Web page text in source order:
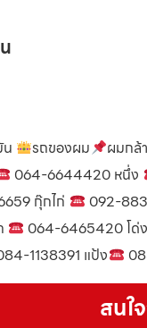
น
รถของผม ผมกล้
064-6644420 หนึ่ง
กุ๊กไก่ 092-
064-6465420 โด่ง
1138391 แป้ง
สนใ